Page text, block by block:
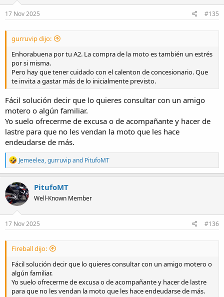
n
s
17 Nov 2025 #135
gurruvip dijo:
Enhorabuena por tu A2. La compra de la moto es también un estrés
por si misma.
Pero hay que tener cuidado con el calenton de concesionario. Que
te invita a gastar más de lo inicialmente previsto.
Fácil solución decir que lo quieres consultar con un amigo
motero o algún familiar.
Yo suelo ofrecerme de excusa o de acompañante y hacer de
lastre para que no les vendan la moto que les hace
endeudarse de más.
R
e
a
c
t
i
o
n
s
Jemeelea,gurruvipand PitufoMT
PitufoMT
Well-Known Member
17 Nov 2025 #136
Fireball dijo:
Fácil solución decir que lo quieres consultar con un amigo motero o
algún familiar.
Yo suelo ofrecerme de excusa o de acompañante y hacer de lastre
para que no les vendan la moto que les hace endeudarse de más.